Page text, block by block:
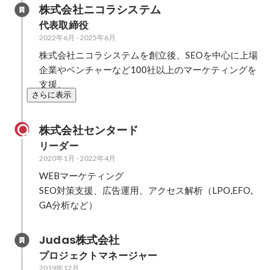
株式会社ニコラシステム
代表取締役
2022年6月 - 2025年6月
株式会社ニコラシステムを創立後、SEOを中心に上場
企業やベンチャーなど100社以上のマーケティングを
支援。
さらに表示
株式会社センタード
リーダー
2020年1月 - 2022年4月
WEBマーケティング
SEO対策支援、広告運用、アクセス解析（LPO,EFO,
GA分析など）
Judas株式会社
プロジェクトマネージャー
2019年12月